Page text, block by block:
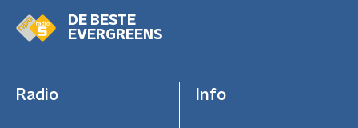
DE BESTE
EVERGREENS
Radio Info